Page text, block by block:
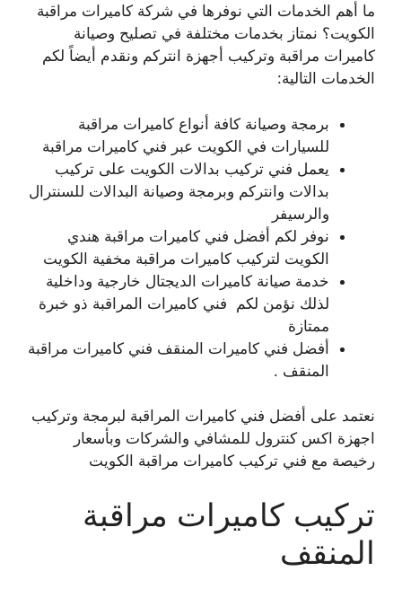
ما أهم الخدمات التي نوفرها في شركة كاميرات مراقبة
الكويت؟ نمتاز بخدمات مختلفة في تصليح وصيانة
كاميرات مراقبة وتركيب أجهزة انتركم ونقدم أيضاً لكم
الخدمات التالية:
برمجة وصيانة كافة أنواع كاميرات مراقبة
للسيارات في الكويت عبر فني كاميرات مراقبة
يعمل فني تركيب بدالات الكويت على تركيب
بدالات وانتركم وبرمجة وصيانة البدالات للسنترال
والرسيفر
نوفر لكم أفضل فني كاميرات مراقبة هندي
الكويت لتركيب كاميرات مراقبة مخفية الكويت
خدمة صيانة كاميرات الديجتال خارجية وداخلية
لذلك نؤمن لكم فني كاميرات المراقبة ذو خبرة
ممتازة
أفضل فني كاميرات المنقف فني كاميرات مراقبة
المنقف .
نعتمد على أفضل فني كاميرات المراقبة لبرمجة وتركيب
اجهزة اكس كنترول للمشافي والشركات وبأسعار
رخيصة مع فني تركيب كاميرات مراقبة الكويت
تركيب كاميرات مراقبة
المنقف